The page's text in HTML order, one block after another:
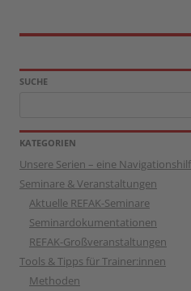
SUCHE
KATEGORIEN
Unsere Serien – eine
Seminare & Veranstaltungen
Aktuelle REFAK-Seminare
Seminardokumentationen
REFAK-Großveranstaltungen
Tools & Tipps für Trainer:innen
Methoden